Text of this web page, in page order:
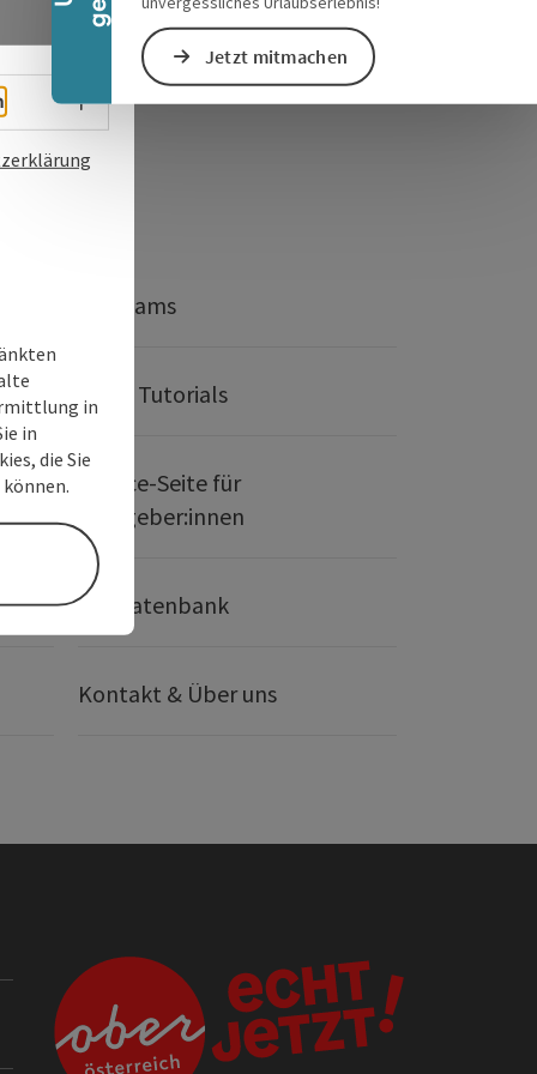
Jetzt mitmachen
Webcams
Video Tutorials
Service-Seite für
Gastgeber:innen
Bilddatenbank
Kontakt & Über uns
Sprachwahl - Menü öffnen
in
in
die Sie